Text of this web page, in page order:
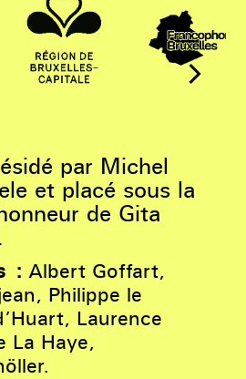
par Michel
et placé sous la
de Gita
: Albert Goffart,
Philippe le
Laurence
La Haye,